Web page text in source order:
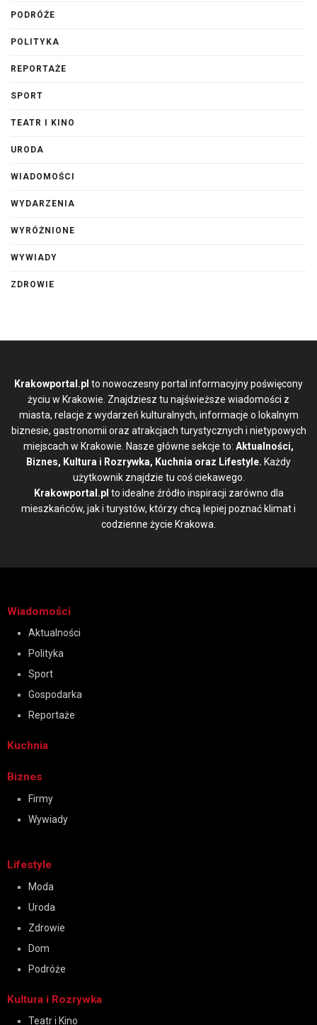
PODRÓŻE
POLITYKA
REPORTAŻE
SPORT
TEATR I KINO
URODA
WIADOMOŚCI
WYDARZENIA
WYRÓŻNIONE
WYWIADY
ZDROWIE
Krakowportal.pl to nowoczesny portal informacyjny poświęcony
życiu w Krakowie. Znajdziesz tu najświeższe wiadomości z
miasta, relacje z wydarzeń kulturalnych, informacje o lokalnym
biznesie, gastronomii oraz atrakcjach turystycznych i nietypowych
miejscach w Krakowie. Nasze główne sekcje to: Aktualności,
Biznes, Kultura i Rozrywka, Kuchnia oraz Lifestyle. Każdy
użytkownik znajdzie tu coś ciekawego.
Krakowportal.pl to idealne źródło inspiracji zarówno dla
mieszkańców, jak i turystów, którzy chcą lepiej poznać klimat i
codzienne życie Krakowa.
Wiadomości
Aktualności
Polityka
Sport
Gospodarka
Reportaże
Kuchnia
Biznes
Firmy
Wywiady
Lifestyle
Moda
Uroda
Zdrowie
Dom
Podróże
Kultura i Rozrywka
Teatr i Kino